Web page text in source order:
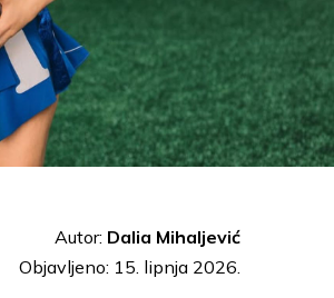
Autor: Dalia Mihaljević
Objavljeno: 15. lipnja 2026.